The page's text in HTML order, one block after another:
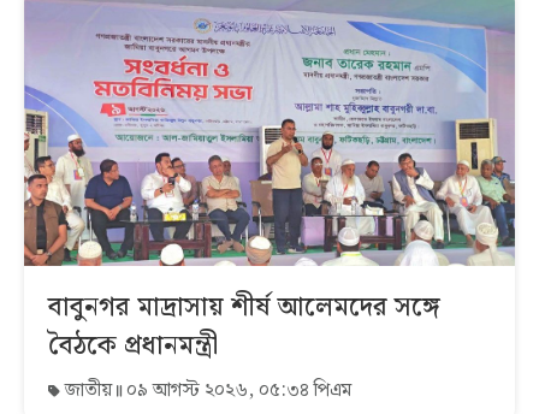
বাবুনগর মাদ্রাসায় শীর্ষ আলেমদের সঙ্গে
বৈঠকে প্রধানমন্ত্রী
জাতীয় ০৯ আগস্ট ২০২৬, ০৫:৩৪ পিএম